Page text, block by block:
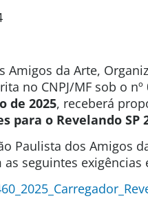
Amigos da Arte,
no CNPJ/MF sob o
de 2025, receberá
para o Revelando SP
Paulista dos Amigos
seguintes